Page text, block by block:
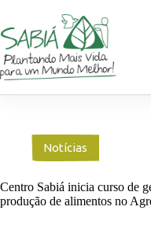
o
conteúdo
Notícias
Centro Sabiá inicia curso de
produção de alimentos no